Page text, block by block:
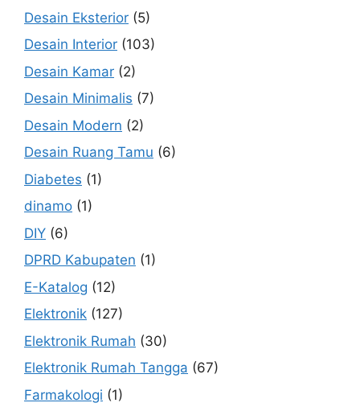
Desain Eksterior (5)
Desain Interior (103)
Desain Kamar (2)
Desain Minimalis (7)
Desain Modern (2)
Desain Ruang Tamu (6)
Diabetes (1)
dinamo (1)
DIY (6)
DPRD Kabupaten (1)
E-Katalog (12)
Elektronik (127)
Elektronik Rumah (30)
Elektronik Rumah Tangga (67)
Farmakologi (1)